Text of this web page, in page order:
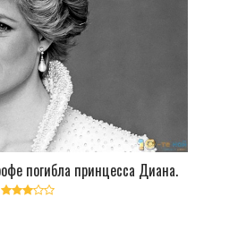
погибла принцесса Диана.